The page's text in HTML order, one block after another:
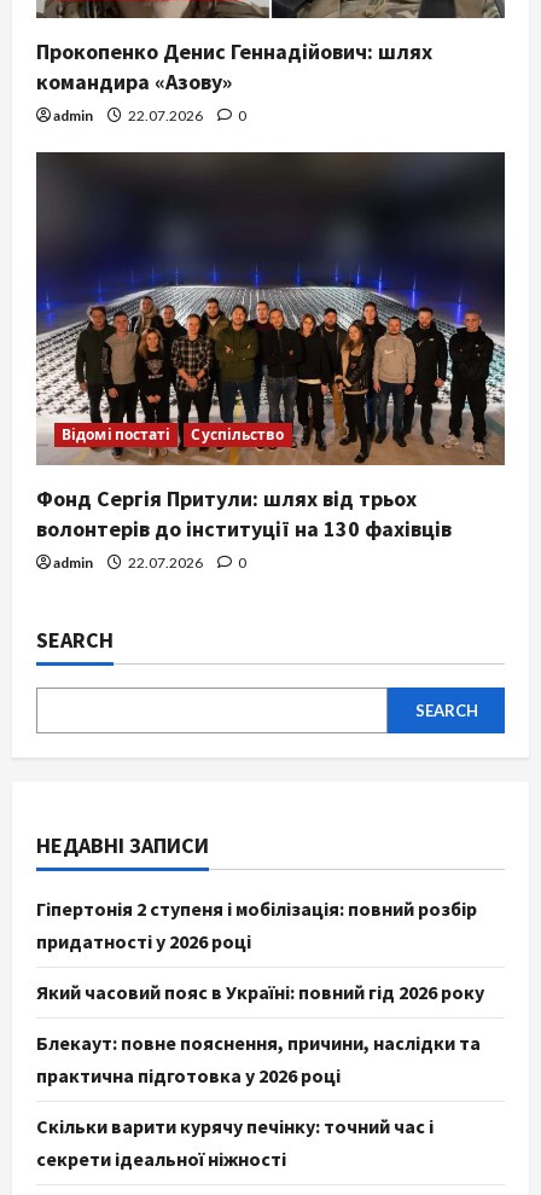
Прокопенко Денис Геннадійович: шлях
командира «Азову»
admin 22.07.2026 0
Відомі постаті Суспільство
Фонд Сергія Притули: шлях від трьох
волонтерів до інституції на 130 фахівців
admin 22.07.2026 0
SEARCH
SEARCH
НЕДАВНІ ЗАПИСИ
Гіпертонія 2 ступеня і мобілізація: повний розбір
придатності у 2026 році
Який часовий пояс в Україні: повний гід 2026 року
Блекаут: повне пояснення, причини, наслідки та
практична підготовка у 2026 році
Скільки варити курячу печінку: точний час і
секрети ідеальної ніжності